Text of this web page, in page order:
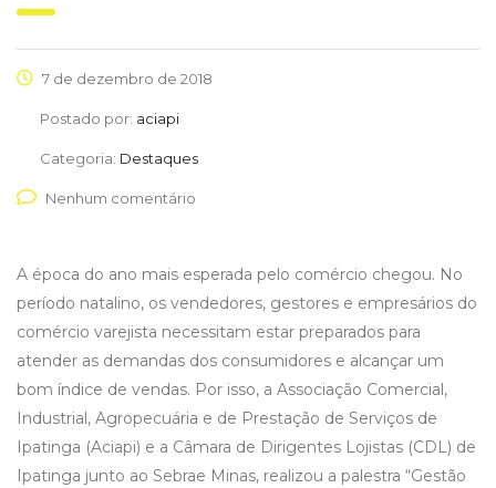
7 de dezembro de 2018
Postado por: aciapi
Categoria: Destaques
Nenhum comentário
A época do ano mais esperada pelo comércio chegou. No
período natalino, os vendedores, gestores e empresários do
comércio varejista necessitam estar preparados para
atender as demandas dos consumidores e alcançar um
bom índice de vendas. Por isso, a Associação Comercial,
Industrial, Agropecuária e de Prestação de Serviços de
Ipatinga (Aciapi) e a Câmara de Dirigentes Lojistas (CDL) de
Ipatinga junto ao Sebrae Minas, realizou a palestra “Gestão